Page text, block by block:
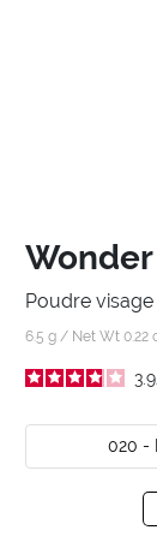
Poudre
6.5 g / Net Wt 0.22
3.9
020 -